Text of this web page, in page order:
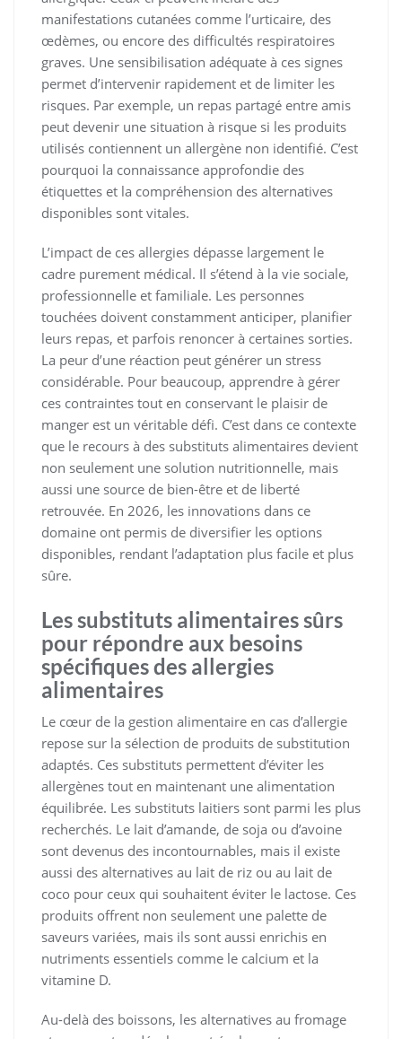
manifestations cutanées comme l’urticaire, des
œdèmes, ou encore des difficultés respiratoires
graves. Une sensibilisation adéquate à ces signes
permet d’intervenir rapidement et de limiter les
risques. Par exemple, un repas partagé entre amis
peut devenir une situation à risque si les produits
utilisés contiennent un allergène non identifié. C’est
pourquoi la connaissance approfondie des
étiquettes et la compréhension des alternatives
disponibles sont vitales.
L’impact de ces allergies dépasse largement le
cadre purement médical. Il s’étend à la vie sociale,
professionnelle et familiale. Les personnes
touchées doivent constamment anticiper, planifier
leurs repas, et parfois renoncer à certaines sorties.
La peur d’une réaction peut générer un stress
considérable. Pour beaucoup, apprendre à gérer
ces contraintes tout en conservant le plaisir de
manger est un véritable défi. C’est dans ce contexte
que le recours à des substituts alimentaires devient
non seulement une solution nutritionnelle, mais
aussi une source de bien-être et de liberté
retrouvée. En 2026, les innovations dans ce
domaine ont permis de diversifier les options
disponibles, rendant l’adaptation plus facile et plus
sûre.
Les substituts alimentaires sûrs
pour répondre aux besoins
spécifiques des allergies
alimentaires
Le cœur de la gestion alimentaire en cas d’allergie
repose sur la sélection de produits de substitution
adaptés. Ces substituts permettent d’éviter les
allergènes tout en maintenant une alimentation
équilibrée. Les substituts laitiers sont parmi les plus
recherchés. Le lait d’amande, de soja ou d’avoine
sont devenus des incontournables, mais il existe
aussi des alternatives au lait de riz ou au lait de
coco pour ceux qui souhaitent éviter le lactose. Ces
produits offrent non seulement une palette de
saveurs variées, mais ils sont aussi enrichis en
nutriments essentiels comme le calcium et la
vitamine D.
Au-delà des boissons, les alternatives au fromage